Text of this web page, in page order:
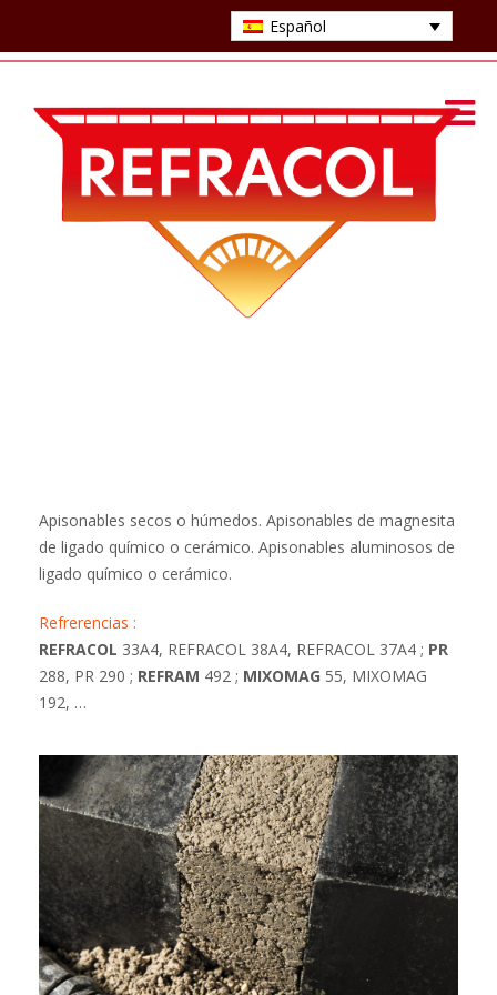
Español
Apisonables secos o húmedos. Apisonables de magnesita
de ligado químico o cerámico. Apisonables aluminosos de
ligado químico o cerámico.
Refrerencias :
REFRACOL 33A4, REFRACOL 38A4, REFRACOL 37A4 ; PR
288, PR 290 ; REFRAM 492 ; MIXOMAG 55, MIXOMAG
192, …